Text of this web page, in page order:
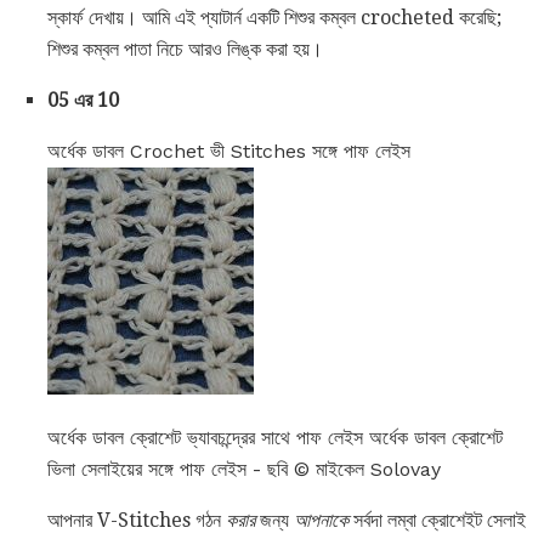
স্কার্ফ দেখায়। আমি এই প্যাটার্ন একটি শিশুর কম্বল crocheted করেছি;
শিশুর কম্বল পাতা নিচে আরও লিঙ্ক করা হয়।
05 এর 10
অর্ধেক ডাবল Crochet ভী Stitches সঙ্গে পাফ লেইস
অর্ধেক ডাবল ক্রোশেট ভ্যাবচন্দ্রের সাথে পাফ লেইস অর্ধেক ডাবল ক্রোশেট
ভিলা সেলাইয়ের সঙ্গে পাফ লেইস - ছবি © মাইকেল Solovay
আপনার V-Stitches গঠন করারজন্য আপনাকেসর্বদা লম্বা ক্রোশেইট সেলাই